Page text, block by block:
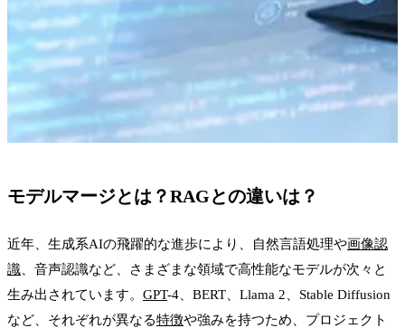
モデルマージとは？RAGとの違いは？
近年、生成系AIの飛躍的な進歩により、自然言語処理や画像認
識 、音声認識など、さまざまな領域で高性能なモデルが次々と
生み出されています。 GPT-4、BERT、Llama 2、Stable Diffusion
など、それぞれが異なる特徴や強みを持つため、プロジェクト